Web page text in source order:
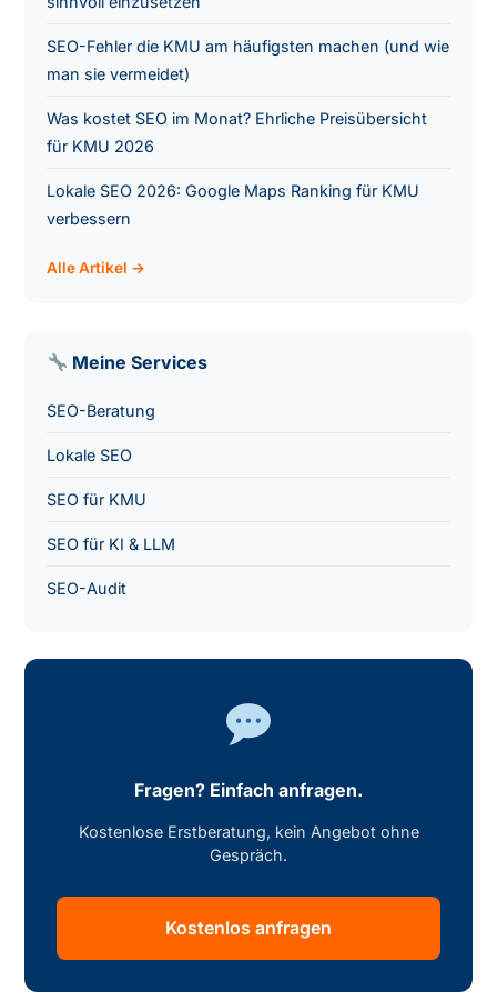
SEO-Fehler die KMU am häufigsten machen (und wie
man sie vermeidet)
Was kostet SEO im Monat? Ehrliche Preisübersicht
für KMU 2026
Lokale SEO 2026: Google Maps Ranking für KMU
verbessern
Alle Artikel →
Meine Services
SEO-Beratung
Lokale SEO
SEO für KMU
SEO für KI & LLM
SEO-Audit
Fragen? Einfach anfragen.
Kostenlose Erstberatung, kein Angebot ohne
Gespräch.
Kostenlos anfragen